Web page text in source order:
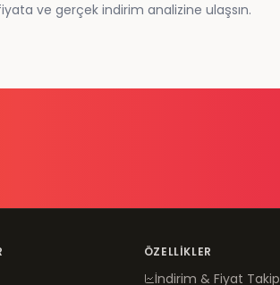
ve gerçek indirim analizine ulaşsın.
ÖZELLIKLER
İndirim & Fiyat Takip